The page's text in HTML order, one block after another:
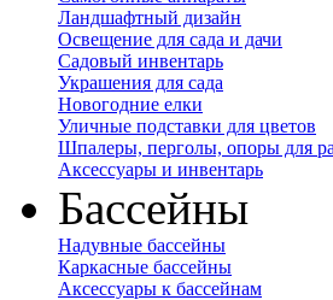
Ландшафтный дизайн
Освещение для сада и дачи
Садовый инвентарь
Украшения для сада
Новогодние елки
Уличные подставки для цветов
Шпалеры, перголы, опоры для
Аксессуары и инвентарь
Бассейны
Надувные бассейны
Каркасные бассейны
Аксессуары к бассейнам